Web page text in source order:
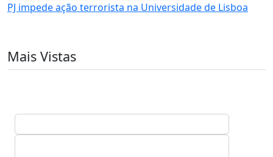
PJ impede ação terrorista na Universidade de Lisboa
Mais Vistas